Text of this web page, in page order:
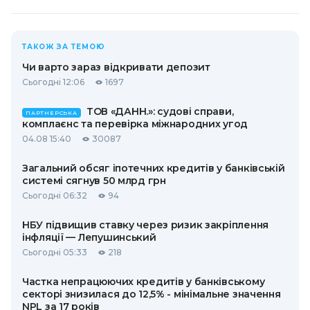
ТАКОЖ ЗА ТЕМОЮ
Чи варто зараз відкривати депозит
Сьогодні 12:06 1697
ПАРТНЕРСЬКА
ТОВ «ДАНН.»: судові справи,
комплаєнс та перевірка міжнародних угод
04.08 15:40 30087
Загальний обсяг іпотечних кредитів у банківській
системі сягнув 50 млрд грн
Сьогодні 06:32 94
НБУ підвищив ставку через ризик закріплення
інфляції — Лепушинський
Сьогодні 05:33 218
Частка непрацюючих кредитів у банківському
секторі знизилася до 12,5% - мінімальне значення
NPL за 17 років